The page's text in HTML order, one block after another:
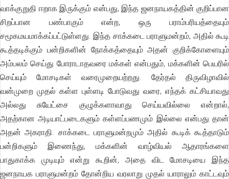
வாக்குறுதி ஈறாக இருக்கும் என்பது, இந்த ஜனநாயகத்தின் குறிப்பான
சிறப்பான பண்பாகும் என்ற, ஒரு பராம்பரியத்தையும்
சமூகமயமாக்கப்பட்டுள்ளது. இந்த சாக்கடை பராளுமன்றம், அதில் கூடி
கூத்தடிக்கும் பன்றிகளின் நோக்கத்தையும் அதன் குறிக்கோளையும்
அம்பலம் செய்து போராடாதவரை மக்கள் என்பதும், மக்களின் பெயரில்
செய்யும் மோசடிகள் வரைமுறையற்றது. தேர்தல் திருவிழாவில்
வன்முறை முதல் கள்ள புள்ளடி போடுவது வரை, எந்தக் கட்சியாவது
அல்லது சுயேட்சை குழுக்களாவாது செய்யவில்லை என்றால்,
அதற்கான அடியாட்படைகளும் கள்ளப்பணமும் இல்லை என்பது தான்
அதன் அகராதி. சாக்கடை பராளுமன்றமும் அதில் கூடிக் கூத்தாடும்
பன்றிகளும் இணைந்து, மக்களின் வாழ்வியல் ஆதாரங்களை
பாதுகாக்க முடியும் என்று கூறின், அதை விட மோசடியை இந்த
ஜனநாயக பராளுமன்றம் தோன்றிய வரலாறு முதல் யாராலும் காட்டவும்